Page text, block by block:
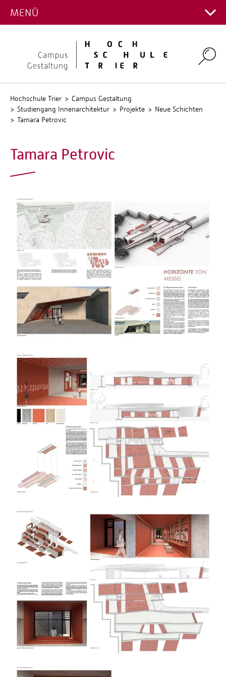
Hauptcampus
Umwelt-Campus Birkenfeld
Kontakt Fachrichtungen
Personalverzeichnis
Stellenangebote
QIS
MENÜ
Search
Hochschule Trier
Campus Gestaltung
Studiengang Innenarchitektur
Projekte
Neue Schichten
Tamara Petrovic
Tamara Petrovic